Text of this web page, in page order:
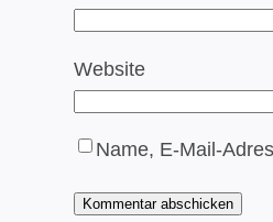
Website
Name, E-Mail-